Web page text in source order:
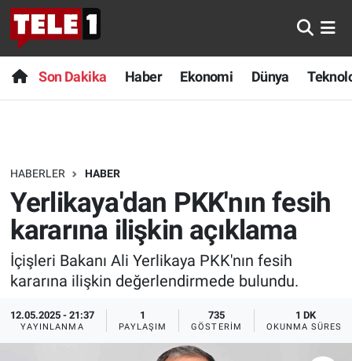
Son Dakika Haber Ekonomi Dünya
HABERLER HABER
Yerlikaya'dan PKK'nın fesih
kararına ilişkin açıklama
İçişleri Bakanı Ali Yerlikaya PKK'nın fesih
kararına ilişkin değerlendirmede bulundu.
12.05.2025 - 21:37
YAYINLANMA
1
PAYLAŞIM
735
GÖSTERIM
1 DK
OKUNMA SÜRESI
Anında Manşet
Başka Sohbetler
Bilim turu
Bilim ve Teknoloji Evreni
Doğa Konuşuyor
Ege Saati
Son Dakika
Haber
Dünya
Teknoloji
Sağlık
Yayın Akışı
Nöbetçi Eczaneler
Hava Durumu
Trafik Durumu
Süper Lig Puan Durumu ve Fikstür
Tüm Manşetler
Haber Arşivi